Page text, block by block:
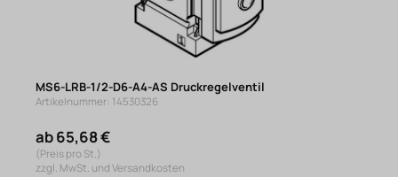
MS6-LRB-1/2-D6-A4-AS Druckregelventil
Artikelnummer: 14530326
ab 65,68 €
(Preis pro St.)
zzgl. MwSt. und Versandkosten